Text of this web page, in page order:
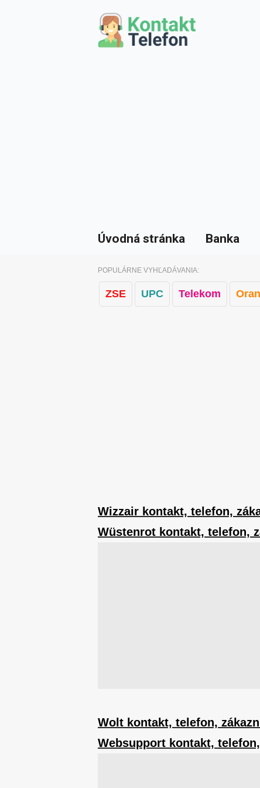
Úvodná stránka Banka
POPULÁRNE VYHĽADÁVANIA:
ZSE UPC Telekom
Wizzair kontakt, telefon,
Wüstenrot kontakt, telefon,
Wolt kontakt, telefon,
Websupport kontakt,